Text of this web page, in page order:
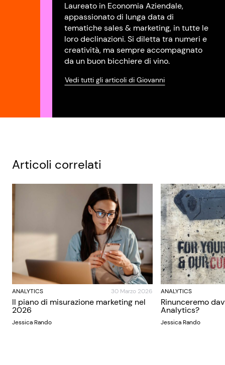
Laureato in Economia Aziendale,
appassionato di lunga data di
tematiche sales & marketing, in tutte le
loro declinazioni. Si diletta tra numeri e
creatività, ma sempre accompagnato
da un buon bicchiere di vino.
Vedi tutti gli articoli di Giovanni
Articoli correlati
ANALYTICS 30 Marzo 2026
Il piano di misurazione marketing nel
2026
Jessica Rando
ANALYTICS
Rinunceremo
Analytics?
Jessica Rando